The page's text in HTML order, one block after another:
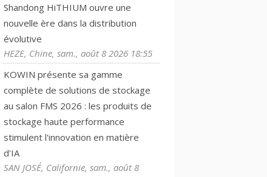
Shandong HiTHIUM ouvre une
nouvelle ère dans la distribution
évolutive
HEZE, Chine, sam., août 8 2026 18:55
KOWIN présente sa gamme
complète de solutions de stockage
au salon FMS 2026 : les produits de
stockage haute performance
stimulent l'innovation en matière
d'IA
SAN JOSÉ, Californie, sam., août 8